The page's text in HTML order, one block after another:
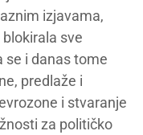
izjavama,
sve
se i danas tome
predlaže i
i stvaranje
za političko